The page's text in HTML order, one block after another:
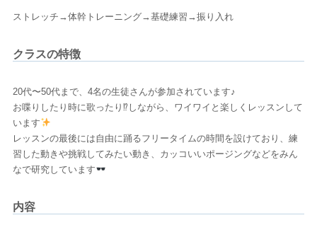
ストレッチ→体幹トレーニング→基礎練習→振り入れ
クラスの特徴
20代〜50代まで、4名の生徒さんが参加されています♪
お喋りしたり時に歌ったり⁉しながら、ワイワイと楽しくレッスンして
います
レッスンの最後には自由に踊るフリータイムの時間を設けており、練
習した動きや挑戦してみたい動き、カッコいいポージングなどをみん
なで研究しています
内容